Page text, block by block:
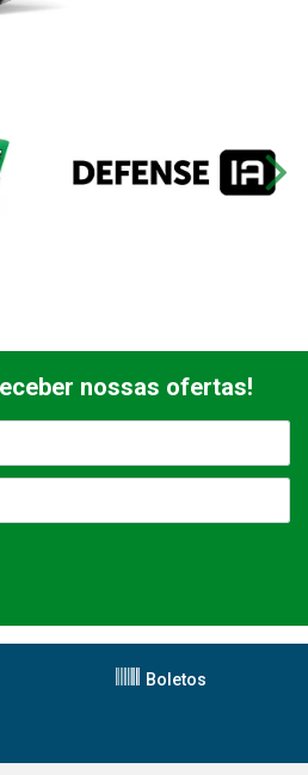
nossas ofertas!
Boletos